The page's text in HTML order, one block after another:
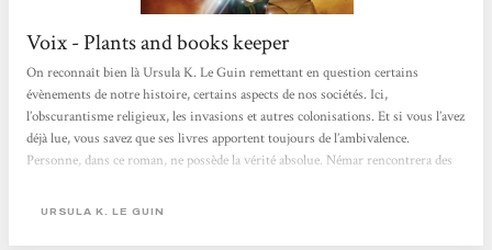
Voix - Plants and books keeper
On reconnaît bien là Ursula K. Le Guin remettant en question certains
évènements de notre histoire, certains aspects de nos sociétés. Ici,
l’obscurantisme religieux, les invasions et autres colonisations. Et si vous l’avez
déjà lue, vous savez que ses livres apportent toujours de l’ambivalence.
Personne, dans ce roman, ne possède la vérité absolue. Némar rencontrera des
nous rencontrons Némar, une paix relative s’est installée à Ansul. Tout semble
URSULA K. LE GUIN